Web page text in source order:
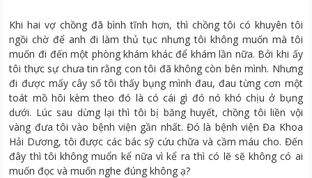
Khi hai vợ chồng đã bình tĩnh hơn, thì chồng tôi có khuyên tôi
ngồi chờ để anh đi làm thủ tục nhưng tôi không muốn mà tôi
muốn đi đến một phòng khám khác để khám lần nữa. Bởi khi ấy
tôi thực sự chưa tin rằng con tôi đã không còn bên mình. Nhưng
đi được mấy cây số tôi thấy bụng mình đau, đau từng cơn một
toát mồ hôi kèm theo đó là có cái gì đó nó khó chịu ở bụng
dưới. Lúc sau dừng lại thì tôi bị băng huyết, chồng tôi liền vội
vàng đưa tôi vào bệnh viện gần nhất. Đó là bệnh viện Đa Khoa
Hải Dương, tôi được các bác sỹ cứu chữa và cầm máu cho. Đến
đây thì tôi không muổn kể nữa vì kể ra thì có lẽ sẽ không có ai
muốn đọc và muốn nghe đúng không ạ?